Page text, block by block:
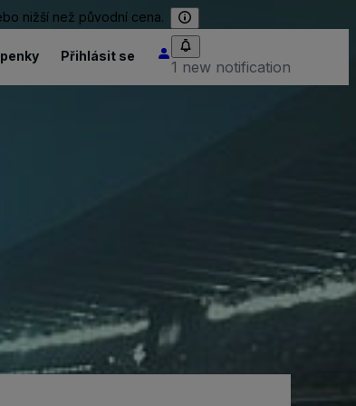
nižší než původní cena.
Přihlásit se
1 new notification